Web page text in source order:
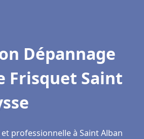
Dépannage
Frisquet Saint
professionnelle à Saint Alban